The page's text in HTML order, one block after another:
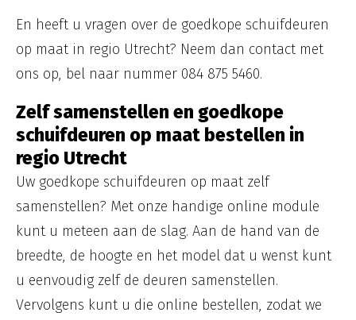
En heeft u vragen over de goedkope schuifdeuren
op maat in regio Utrecht? Neem dan contact met
ons op, bel naar nummer 084 875 5460.
Zelf samenstellen en goedkope
schuifdeuren op maat bestellen in
regio Utrecht
Uw goedkope schuifdeuren op maat zelf
samenstellen? Met onze handige online module
kunt u meteen aan de slag. Aan de hand van de
breedte, de hoogte en het model dat u wenst kunt
u eenvoudig zelf de deuren samenstellen.
Vervolgens kunt u die online bestellen, zodat we